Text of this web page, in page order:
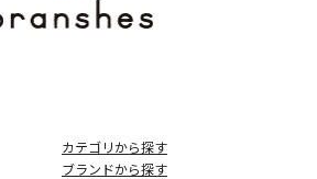
カテゴリから探す
ブランドから探す